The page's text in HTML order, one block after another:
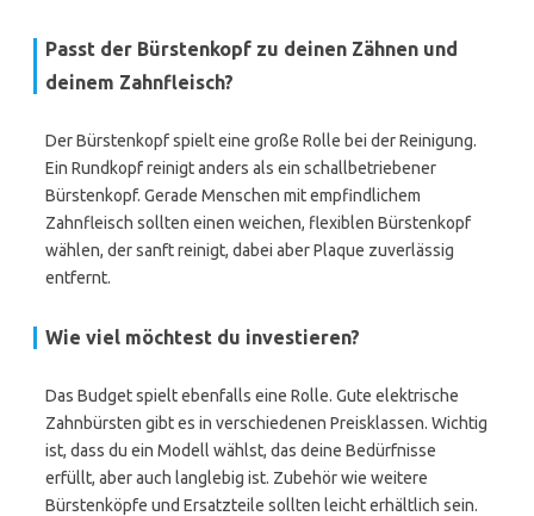
Passt der Bürstenkopf zu deinen Zähnen und
deinem Zahnfleisch?
Der Bürstenkopf spielt eine große Rolle bei der Reinigung.
Ein Rundkopf reinigt anders als ein schallbetriebener
Bürstenkopf. Gerade Menschen mit empfindlichem
Zahnfleisch sollten einen weichen, flexiblen Bürstenkopf
wählen, der sanft reinigt, dabei aber Plaque zuverlässig
entfernt.
Wie viel möchtest du investieren?
Das Budget spielt ebenfalls eine Rolle. Gute elektrische
Zahnbürsten gibt es in verschiedenen Preisklassen. Wichtig
ist, dass du ein Modell wählst, das deine Bedürfnisse
erfüllt, aber auch langlebig ist. Zubehör wie weitere
Bürstenköpfe und Ersatzteile sollten leicht erhältlich sein.